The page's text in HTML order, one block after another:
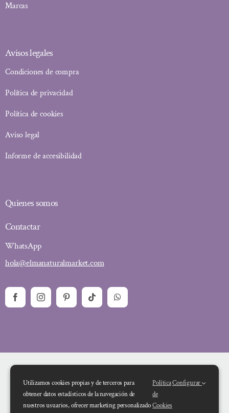
Marcas
Avisos legales
Condiciones de compra
Política de privacidad
Política de cookies
Aviso legal
Informe de accesibilidad
Quienes somos
Contactar
WhatsApp
hola@elmanaturalmarket.com
Utilizamos cookies propias y de terceros para
obtener datos estadísticos de la navegación de
nuestros usuarios, ofrecer marketing personalizado
Política
de
Cookies
Configurar